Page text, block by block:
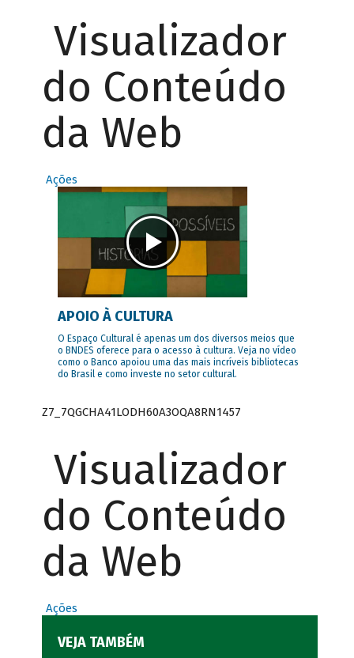
Visualizador
do Conteúdo
da Web
Ações
APOIO À CULTURA
O Espaço Cultural é apenas um dos diversos meios que
o BNDES oferece para o acesso à cultura. Veja no vídeo
como o Banco apoiou uma das mais incríveis bibliotecas
do Brasil e como investe no setor cultural.
Z7_7QGCHA41LODH60A3OQA8RN1457
Visualizador
do Conteúdo
da Web
Ações
VEJA TAMBÉM